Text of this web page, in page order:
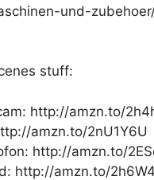
und-
stuff:
http://amzn.to/
amzn.to/2nU1Y6U
http://amzn.to/
http://amzn.to/